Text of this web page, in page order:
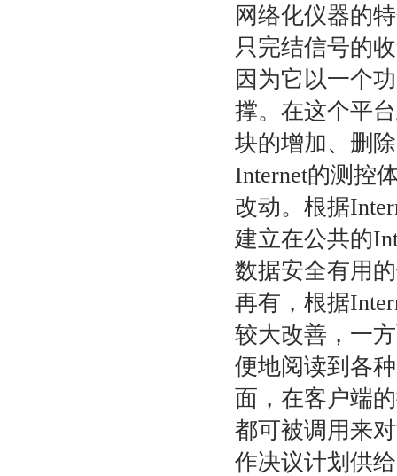
网络化仪器的
只完结信号的
因为它以一个
撑。在这个平
块的增加、删
Internet的测控
改动。根据
建立在公共的
数据安全有用
再有，根据
较大改善，一
便地阅读到各
面，在客户端
都可被调用来
作决议计划